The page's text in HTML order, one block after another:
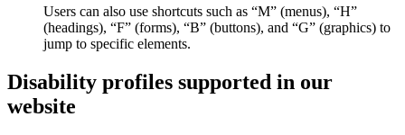
Users can also use shortcuts such as “M” (menus), “H”
(headings), “F” (forms), “B” (buttons), and “G” (graphics) to
jump to specific elements.
Disability profiles supported in our
website